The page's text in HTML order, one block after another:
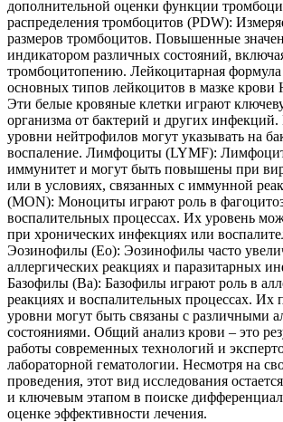
дополнительной оценки функции
распределения тромбоцитов (PDW):
размеров тромбоцитов. Повышенные
индикатором различных состояний,
тромбоцитопению. Лейкоцитарная формула
основных типов лейкоцитов в мазке
Эти белые кровяные клетки играют
организма от бактерий и других
уровни нейтрофилов могут указывать на
воспаление. Лимфоциты (LYMF):
иммунитет и могут быть повышены при
или в условиях, связанных с иммунной
(MON): Моноциты играют роль в
воспалительных процессах. Их уровень
при хронических инфекциях или
Эозинофилы (Eo): Эозинофилы часто
аллергических реакциях и паразитарных
Базофилы (Ba): Базофилы играют роль в
реакциях и воспалительных процессах.
уровни могут быть связаны с различными
состояниями. Общий анализ крови – это
работы современных технологий и
лабораторной гематологии. Несмотря на
проведения, этот вид исследования
и ключевым этапом в поиске
оценке эффективности лечения.